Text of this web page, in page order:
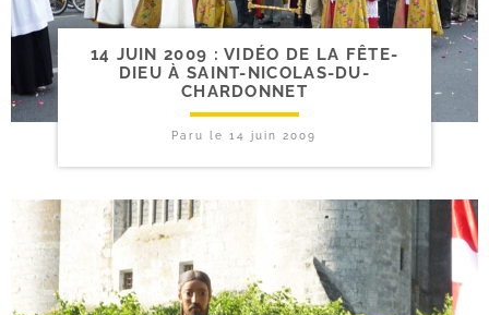
14 JUIN 2009 : VIDÉO DE LA FÊTE-​
DIEU À SAINT-NICOLAS-DU-
CHARDONNET
Paru le14 juin 2009